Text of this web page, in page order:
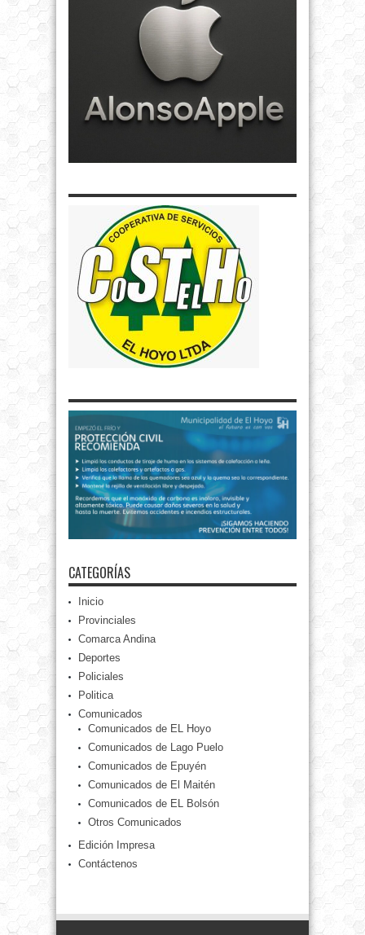
CATEGORÍAS
Inicio
Provinciales
Comarca Andina
Deportes
Policiales
Politica
Comunicados
Comunicados de EL Hoyo
Comunicados de Lago Puelo
Comunicados de Epuyén
Comunicados de El Maitén
Comunicados de EL Bolsón
Otros Comunicados
Edición Impresa
Contáctenos